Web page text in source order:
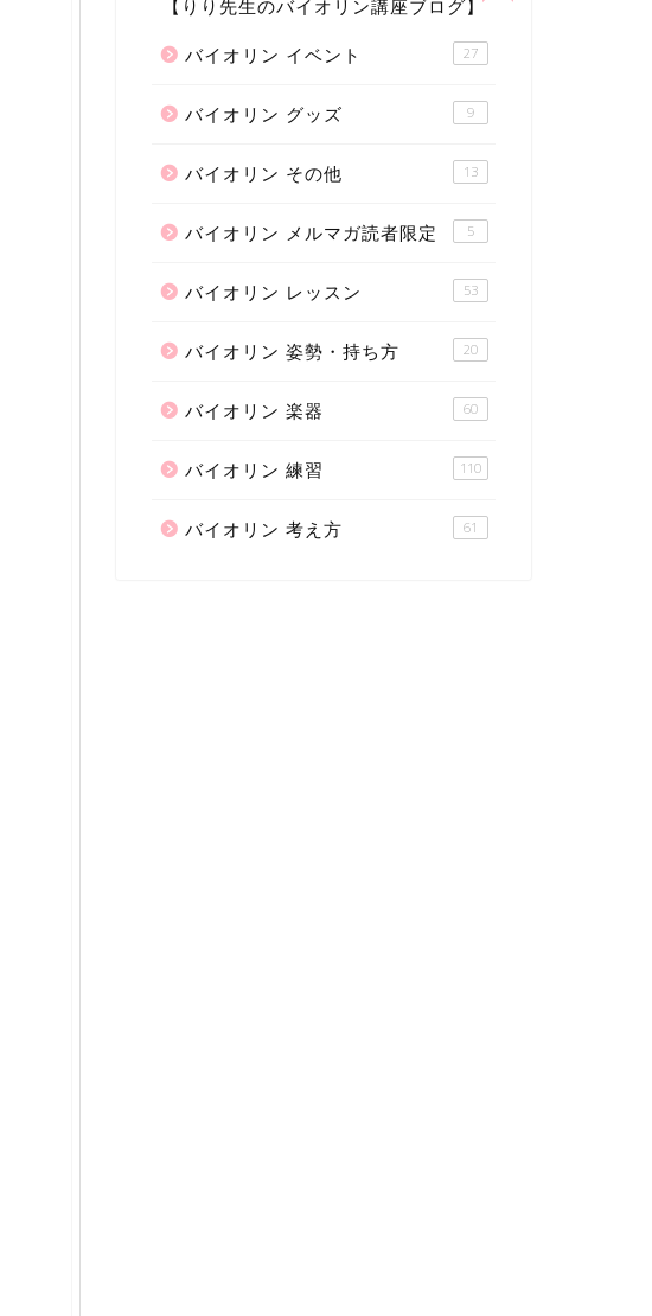
【りり先生のバイオリン講座ブログ】
バイオリン イベント 27
バイオリン グッズ 9
バイオリン その他 13
バイオリン メルマガ読者限定 5
バイオリン レッスン 53
バイオリン 姿勢・持ち方 20
バイオリン 楽器 60
バイオリン 練習 110
バイオリン 考え方 61